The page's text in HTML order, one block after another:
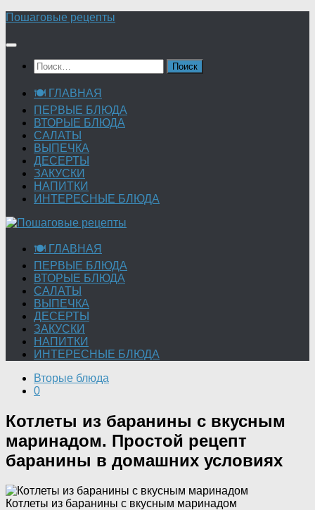
Перейти
содержимому
Пошаговые рецепты
Найти:
🍽 ГЛАВНАЯ
ПЕРВЫЕ БЛЮДА
ВТОРЫЕ БЛЮДА
САЛАТЫ
ВЫПЕЧКА
ДЕСЕРТЫ
ЗАКУСКИ
НАПИТКИ
ИНТЕРЕСНЫЕ БЛЮДА
🍽 ГЛАВНАЯ
ПЕРВЫЕ БЛЮДА
ВТОРЫЕ БЛЮДА
САЛАТЫ
ВЫПЕЧКА
ДЕСЕРТЫ
ЗАКУСКИ
НАПИТКИ
ИНТЕРЕСНЫЕ БЛЮДА
Вторые блюда
0
Котлеты из баранины с вкусным
маринадом. Простой рецепт
баранины в домашних условиях
Котлеты из баранины с вкусным маринадом